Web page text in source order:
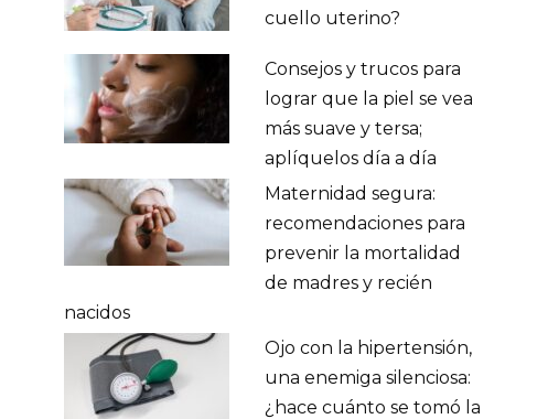
cuello uterino?
Consejos y trucos para
lograr que la piel se vea
más suave y tersa;
aplíquelos día a día
Maternidad segura:
recomendaciones para
prevenir la mortalidad
de madres y recién
nacidos
Ojo con la hipertensión,
una enemiga silenciosa:
¿hace cuánto se tomó la